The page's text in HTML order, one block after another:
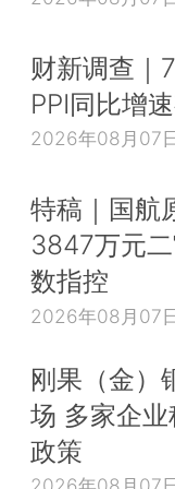
财新调查｜
PPI同比增
2026年08月07
特稿｜国航
3847万元
数指控
2026年08月07
刚果（金）
场 多家企业
政策